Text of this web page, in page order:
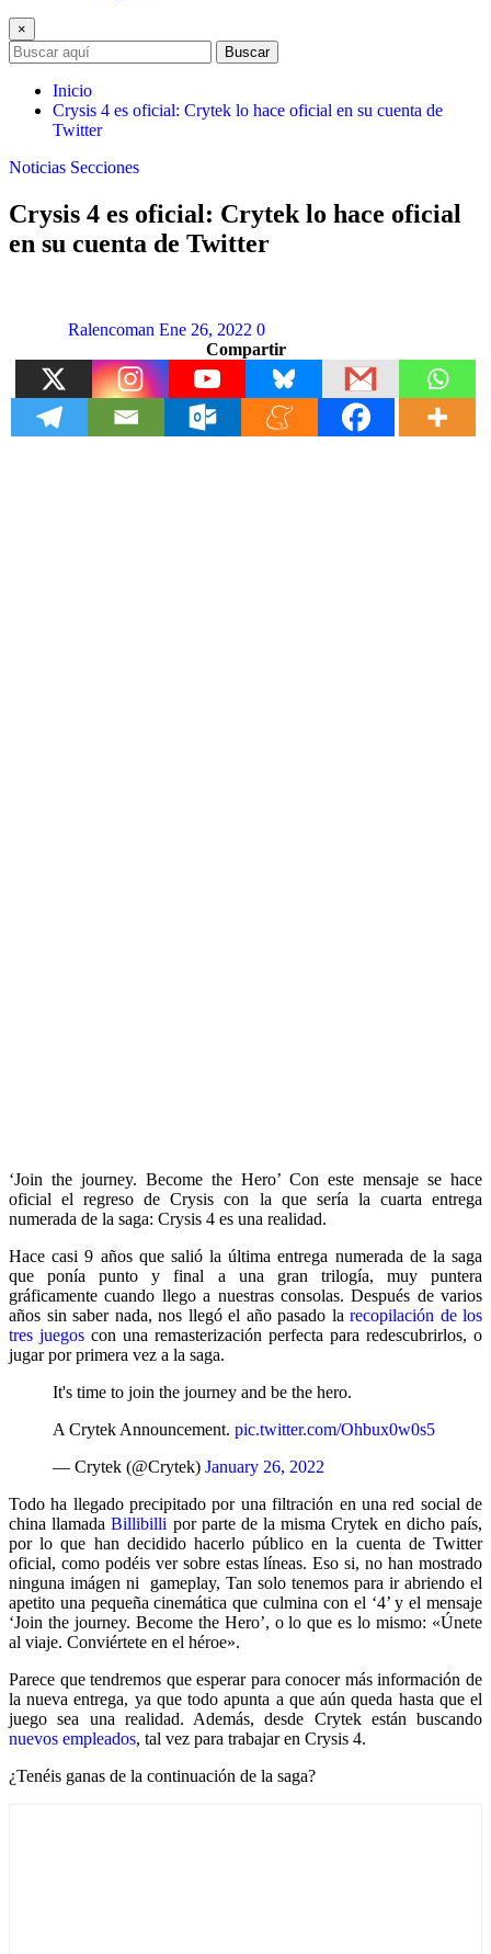
×
Buscar
Inicio
Crysis 4 es oficial: Crytek lo hace oficial en su cuenta de
Twitter
Noticias Secciones
Crysis 4 es oficial: Crytek lo hace oficial
en su cuenta de Twitter
Ralencoman Ene 26, 2022 0
Compartir
‘Join the journey. Become the Hero’ Con este mensaje se hace
oficial el regreso de Crysis con la que sería la cuarta entrega
numerada de la saga: Crysis 4 es una realidad.
Hace casi 9 años que salió la última entrega numerada de la saga
que ponía punto y final a una gran trilogía, muy puntera
gráficamente cuando llego a nuestras consolas. Después de varios
años sin saber nada, nos llegó el año pasado la recopilación de los
tres juegos con una remasterización perfecta para redescubrirlos, o
jugar por primera vez a la saga.
It's time to join the journey and be the hero.
A Crytek Announcement. pic.twitter.com/Ohbux0w0s5
— Crytek (@Crytek) January 26, 2022
Todo ha llegado precipitado por una filtración en una red social de
china llamadaBillibilli por parte de la misma Crytek en dicho país,
por lo que han decidido hacerlo público en la cuenta de Twitter
oficial, como podéis ver sobre estas líneas. Eso si, no han mostrado
ninguna imágen ni gameplay, Tan solo tenemos para ir abriendo el
apetito una pequeña cinemática que culmina con el ‘4’ y el mensaje
‘Join the journey. Become the Hero’, o lo que es lo mismo: «Únete
al viaje. Conviértete en el héroe».
Parece que tendremos que esperar para conocer más información de
la nueva entrega, ya que todo apunta a que aún queda hasta que el
juego sea una realidad. Además, desde Crytek están buscando
nuevos empleados, tal vez para trabajar en Crysis 4.
¿Tenéis ganas de la continuación de la saga?